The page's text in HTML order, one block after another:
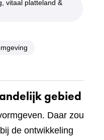
vitaal platteland &
gebied
Daar zou
de ontwikkeling